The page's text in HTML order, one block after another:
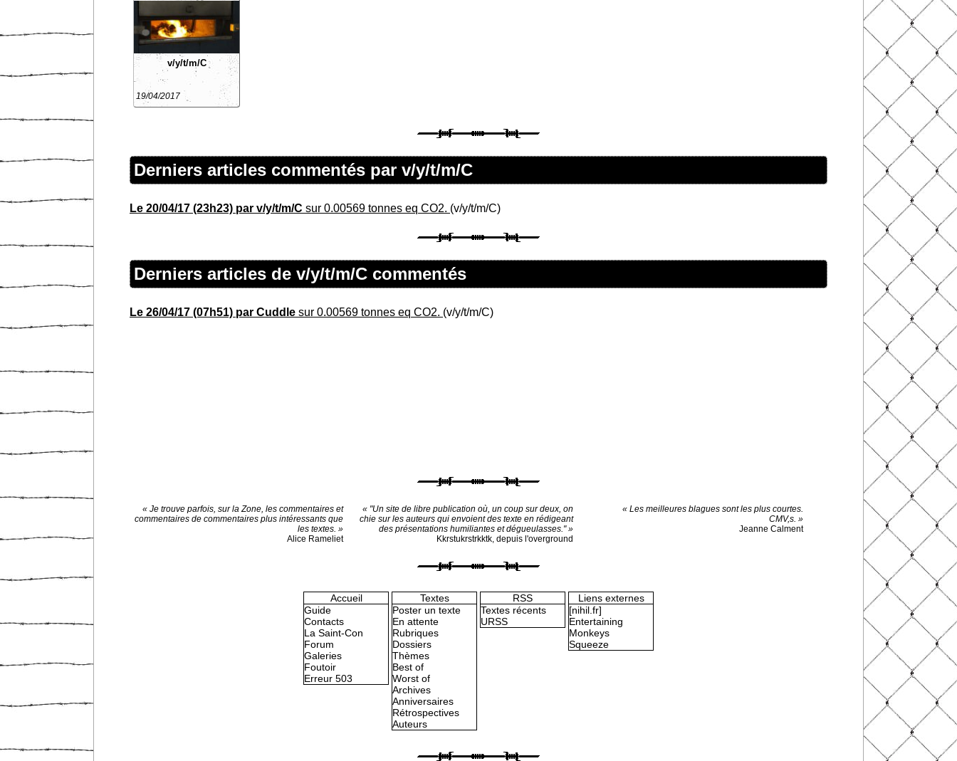
v/y/t/m/C
19/04/2017
Derniers articles commentés par v/y/t/m/C
Le 20/04/17 (23h23) par v/y/t/m/C sur 0.00569 tonnes eq CO2. (v/y/t/m/C)
Derniers articles de v/y/t/m/C commentés
Le 26/04/17 (07h51) par Cuddle sur 0.00569 tonnes eq CO2. (v/y/t/m/C)
« Je trouve parfois, sur la Zone, les commentaires et
commentaires de commentaires plus intéressants que
les textes. »
Alice Rameliet
« "Un site de libre publication où, un coup sur deux, on
chie sur les auteurs qui envoient des texte en rédigeant
des présentations humiliantes et dégueulasses." »
Kkrstukrstrkktk, depuis l'overground
« Les meilleures blagues sont les plus courtes.
CMV,s. »
Jeanne Calment
Accueil
Guide
Contacts
La Saint-Con
Forum
Galeries
Foutoir
Erreur 503
Textes
Poster un texte
En attente
Rubriques
Dossiers
Thèmes
Best of
Worst of
Archives
Anniversaires
Rétrospectives
Auteurs
RSS
Textes récents
URSS
Liens externes
[nihil.fr]
Entertaining
Monkeys
Squeeze